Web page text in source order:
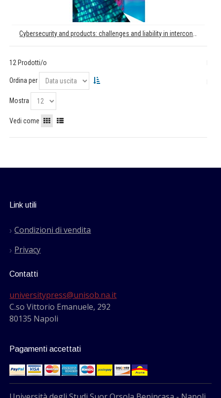
12 Prodotti/o
Ordina per
Mostra
Vedi come
Link utili
Condizioni di vendita
Privacy
Contatti
universitypress@unisob.na.it
C.so Vittorio Emanuele, 292
80135 Napoli
Pagamenti accettati